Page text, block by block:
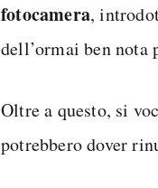
fotocamera,
dell’ormai ben nota
Oltre a questo, si
potrebbero dover